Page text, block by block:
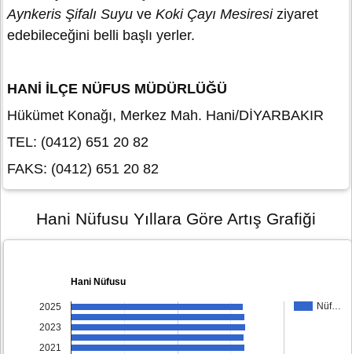
Aynkeris Şifalı Suyu ve Koki Çayı Mesiresiziyaret
edebileceğini belli başlı yerler.
HANİ İLÇE NÜFUS MÜDÜRLÜĞÜ
Hükümet Konağı, Merkez Mah. Hani/DİYARBAKIR
TEL: (0412) 651 20 82
FAKS: (0412) 651 20 82
Hani Nüfusu Yıllara Göre Artış Grafiği
Hani Nüfusu
Nüf…
2025
2023
2021